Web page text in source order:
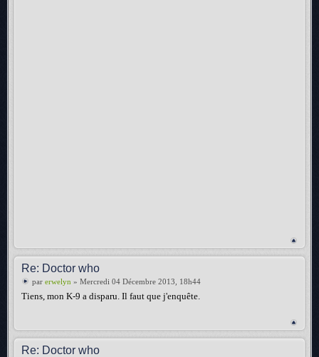
Re: Doctor who
par erwelyn » Mercredi 04 Décembre 2013, 18h44
Tiens, mon K-9 a disparu. Il faut que j'enquête.
Re: Doctor who